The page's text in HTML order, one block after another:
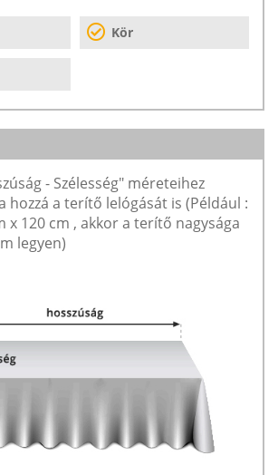
Kör
- Szélesség" méreteihez
hozzá a terítő lelógását is (Például :
x 120 cm , akkor a terítő nagysága
legyen)